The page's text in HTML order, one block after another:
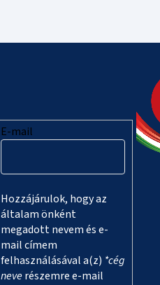
E-mail
Hozzájárulok, hogy az
általam önként
megadott nevem és e-
mail címem
felhasználásával a(z) *cég
neverészemre e-mail